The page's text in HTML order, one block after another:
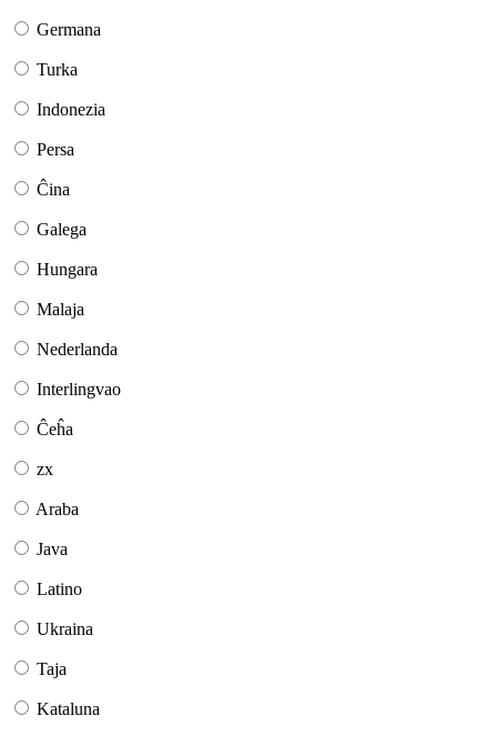
Germana
Turka
Indonezia
Persa
Ĉina
Galega
Hungara
Malaja
Nederlanda
Interlingvao
Ĉeĥa
zx
Araba
Java
Latino
Ukraina
Taja
Kataluna